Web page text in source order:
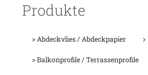
Produkte
> Abdeckvlies / Abdeckpapier
> Balkonprofile / Terrassenprofile